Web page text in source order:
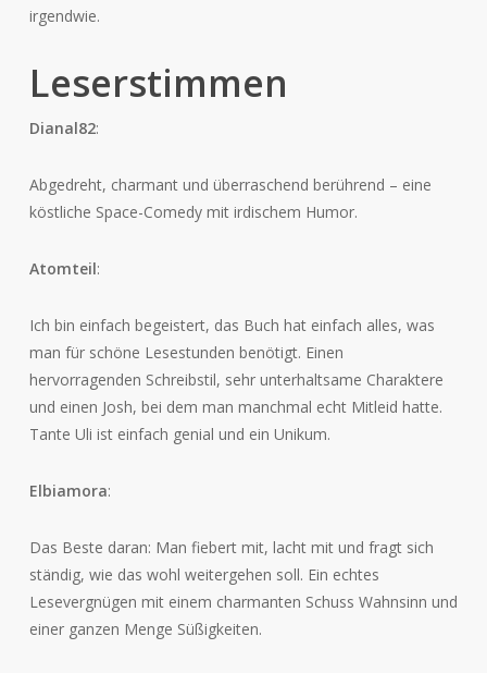
irgendwie.
Leserstimmen
Dianal82:
Abgedreht, charmant und überraschend berührend – eine
köstliche Space-Comedy mit irdischem Humor.
Atomteil:
Ich bin einfach begeistert, das Buch hat einfach alles, was
man für schöne Lesestunden benötigt. Einen
hervorragenden Schreibstil, sehr unterhaltsame Charaktere
und einen Josh, bei dem man manchmal echt Mitleid hatte.
Tante Uli ist einfach genial und ein Unikum.
Elbiamora:
Das Beste daran: Man fiebert mit, lacht mit und fragt sich
ständig, wie das wohl weitergehen soll. Ein echtes
Lesevergnügen mit einem charmanten Schuss Wahnsinn und
einer ganzen Menge Süßigkeiten.